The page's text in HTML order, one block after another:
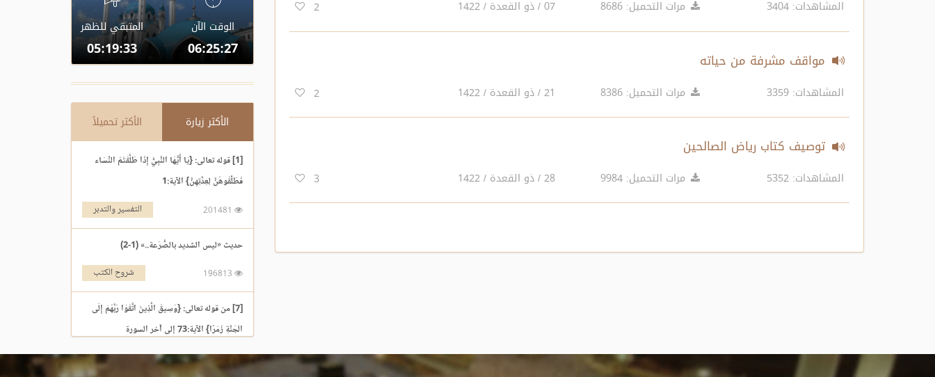
المشاهدات: 3404 مرات التحميل: 8686 07 / ذو القعدة / 1422 2
مواقف مشرفة من حياته
المشاهدات: 3359 مرات التحميل: 8386 21 / ذو القعدة / 1422 2
توصيف كتاب رياض الصالحين
المشاهدات: 5352 مرات التحميل: 9984 28 / ذو القعدة / 1422 3
الوقت الآن
06:25:28
المتبقي للظهر
05:19:32
الأكثر زيارة الأكثر تحميلاً
[1] قوله تعالى: {يَا أَيُّهَا النَّبِيُّ إِذَا طَلَّقْتُمُ النِّسَاء
فَطَلِّقُوهُنَّ لِعِدَّتِهِنَّ} الآية:1
التفسير والتدبر
حديث «ليس الشديد بالصُّرَعة..» (1-2)
شروح الكتب
[7] من قوله تعالى: {وَسِيقَ الَّذِينَ اتَّقَوْا رَبَّهُمْ إِلَى
الْجَنَّةِ زُمَرًا} الآية:73 إلى آخر السورة
التفسير والتدبر